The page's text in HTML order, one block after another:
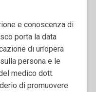
e conoscenza di
porta la data
di un’opera
persona e le
medico dott.
di promuovere